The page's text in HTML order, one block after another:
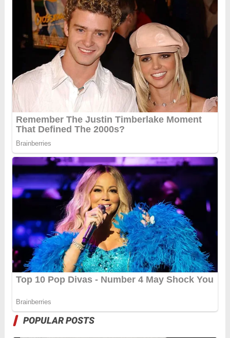
POPULAR POSTS